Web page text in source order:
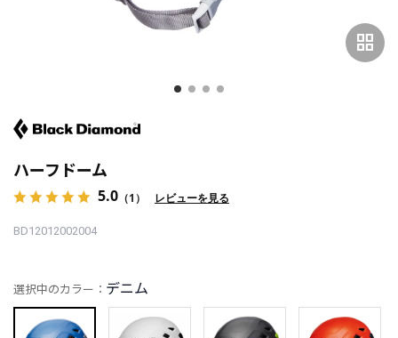
grid_view
ハーフドーム
5.0 （1） レビューを見る
BD12012002004
選択中のカラー： デニム